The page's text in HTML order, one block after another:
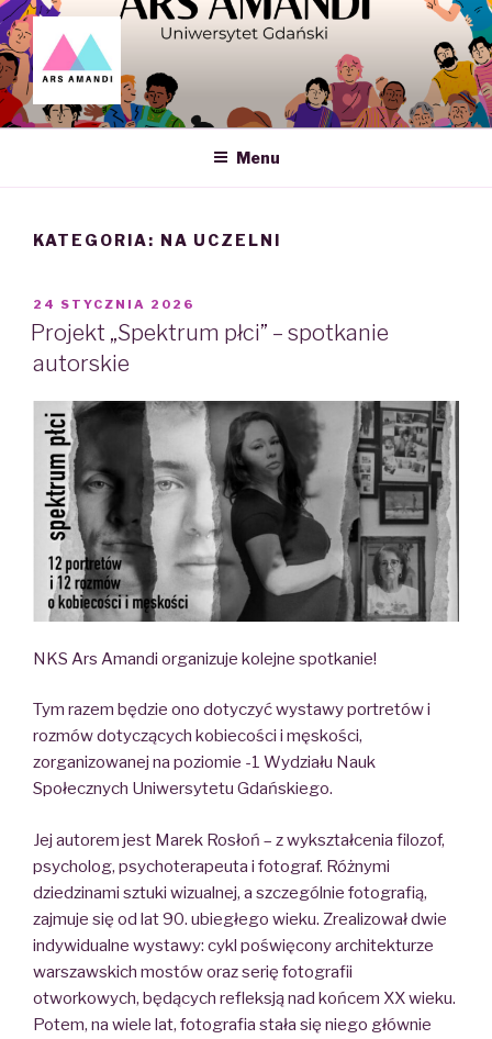
Skip
to
content
ARS AMANDI – NAUKOWE
KOŁO SEKSUOLOGII UG
Menu
KATEGORIA: NA UCZELNI
POSTED
ON
24 STYCZNIA 2026
Projekt „Spektrum płci” – spotkanie
autorskie
NKS Ars Amandi organizuje kolejne spotkanie!
Tym razem będzie ono dotyczyć wystawy portretów i
rozmów dotyczących kobiecości i męskości,
zorganizowanej na poziomie -1 Wydziału Nauk
Społecznych Uniwersytetu Gdańskiego.
Jej autorem jest Marek Rosłoń – z wykształcenia filozof,
psycholog, psychoterapeuta i fotograf. Różnymi
dziedzinami sztuki wizualnej, a szczególnie fotografią,
zajmuje się od lat 90. ubiegłego wieku. Zrealizował dwie
indywidualne wystawy: cykl poświęcony architekturze
warszawskich mostów oraz serię fotografii
otworkowych, będących refleksją nad końcem XX wieku.
Potem, na wiele lat, fotografia stała się niego głównie